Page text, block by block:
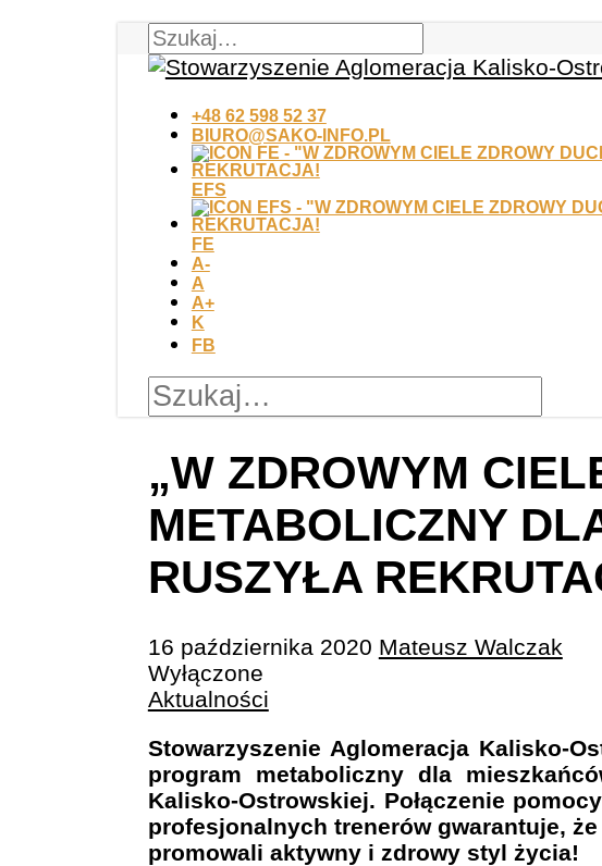
+48 62 598 52 37
BIURO@SAKO-INFO.PL
EFS
FE
A-
A
A+
K
FB
„W ZDROWYM
METABOLICZNY
RUSZYŁA
16 października 2020 Mateusz Walczak
Wyłączone
Aktualności
Stowarzyszenie Aglomeracja Kalisko-
program metaboliczny dla
Kalisko-Ostrowskiej. Połączenie
profesjonalnych trenerów gwarantuje,
promowali aktywny i zdrowy styl życia!